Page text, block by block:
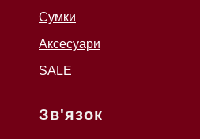
Сумки
Аксесуари
SALE
Зв'язок